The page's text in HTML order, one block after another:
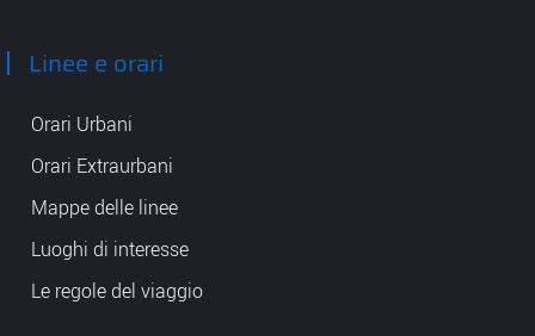
Linee e orari
Orari Urbani
Orari Extraurbani
Mappe delle linee
Luoghi di interesse
Le regole del viaggio